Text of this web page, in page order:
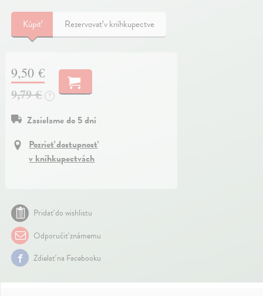
Kúpiť Rezervovať v kníhkupectve
9,50 €
9,79 €
?
Zasielame do 5 dní
Pozrieť dostupnosť
v kníhkupectvách
Pridať do wishlistu
Odporučiť známemu
Zdielať na Facebooku